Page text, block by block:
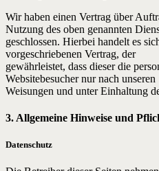
Wir haben einen Vertrag über
Nutzung des oben genannten
geschlossen. Hierbei handelt es
vorgeschriebenen Vertrag, der
gewährleistet, dass dieser die
Websitebesucher nur nach unseren
Weisungen und unter Einhaltung
3. Allgemeine Hinweise und
Datenschutz